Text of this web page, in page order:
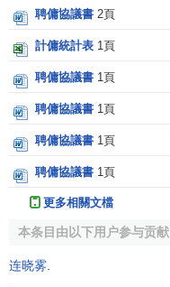
聘傭協議書 2頁
計傭統計表 1頁
聘傭協議書 1頁
聘傭協議書 1頁
聘傭協議書 1頁
聘傭協議書 1頁
更多相關文檔
本条目由以下用户参与贡献
连晓雾